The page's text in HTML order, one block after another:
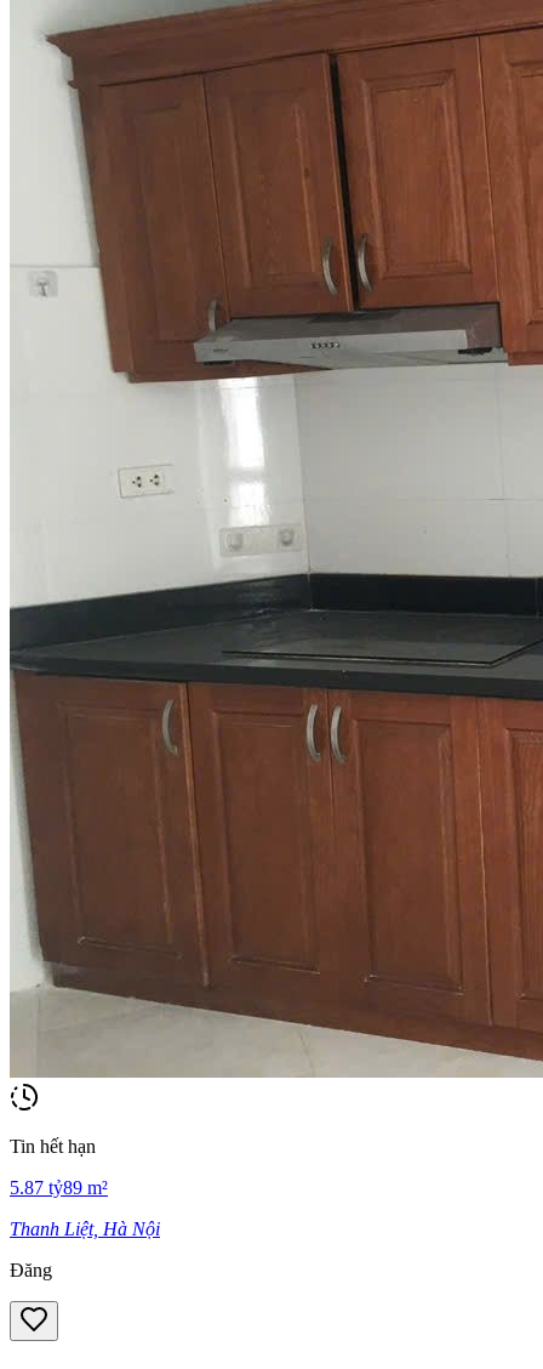
Tin hết hạn
5.87 tỷ89 m²
Thanh Liệt, Hà Nội
Đăng